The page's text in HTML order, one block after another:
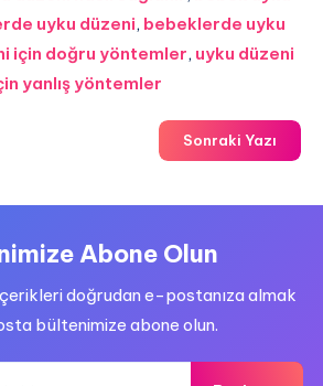
uyku düzeni, bebeklerde uyku
için doğru yöntemler, uyku düzeni
yanlış yöntemler
Sonraki Yazı
Abone Olun
doğrudan e-postanıza almak
bültenimize abone olun.